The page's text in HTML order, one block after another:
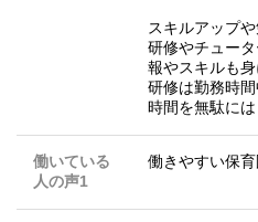
スキルアップ
研修やチュー
報やスキルも身
研修は勤務時
時間を無駄には
働いている
人の声1
働きやすい保